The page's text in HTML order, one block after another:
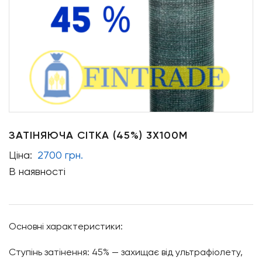
ЗАТІНЯЮЧА СІТКА (45%) 3Х100М
Ціна: 2700 грн.
В наявності
Основні характеристики:
Ступінь затінення: 45% — захищає від ультрафіолету,